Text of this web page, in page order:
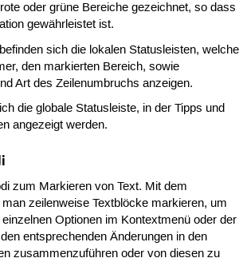
oder grüne Bereiche gezeichnet, so dass
gewährleistet ist.
sich die lokalen Statusleisten, welche
den markierten Bereich, sowie
Art des Zeilenumbruchs anzeigen.
die globale Statusleiste, in der Tipps und
angezeigt werden.
zum Markieren von Text. Mit dem
zeilenweise Textblöcke markieren, um
Optionen im Kontextmenü oder der
entsprechenden Änderungen in den
zusammenzuführen oder von diesen zu